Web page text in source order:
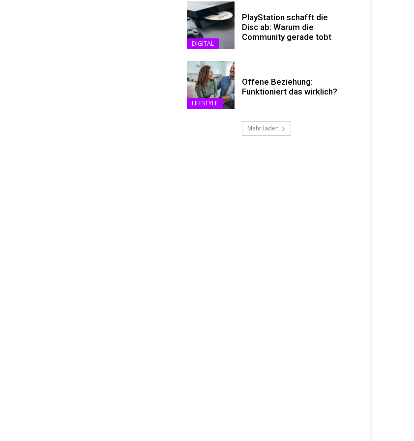
DIGITAL
PlayStation schafft die
Disc ab: Warum die
Community gerade tobt
LIFESTYLE
Offene Beziehung:
Funktioniert das wirklich?
Mehr laden